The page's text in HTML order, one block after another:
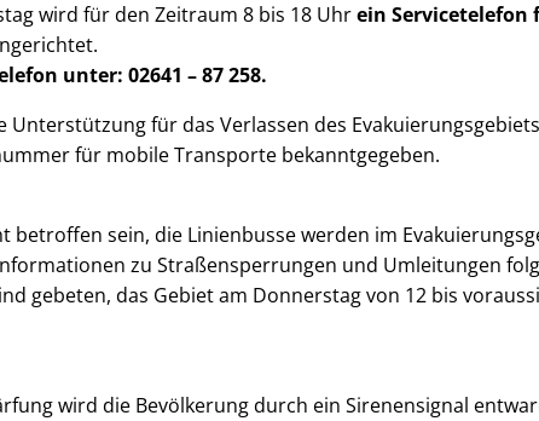
wird für den Zeitraum 8 bis 18 Uhrein Servicetelefon
unter: 02641 – 87 258.
Unterstützung für das Verlassen des
für mobile Transporte bekanntgegeben.
betroffen sein, die Linienbusse werden im
zu Straßensperrungen und Umleitungen
gebeten, das Gebiet am Donnerstag von 12 bis
wird die Bevölkerung durch ein Sirenensignal